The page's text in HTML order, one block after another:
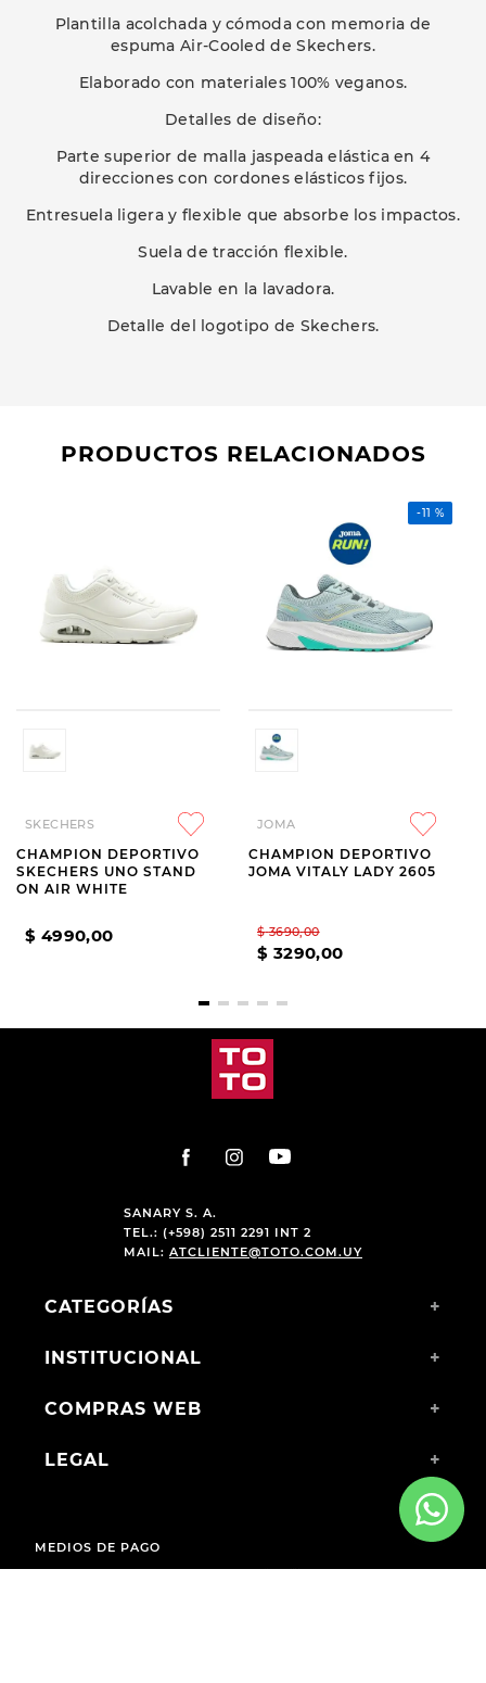
Plantilla acolchada y cómoda con memoria de
espuma Air-Cooled de Skechers.
Elaborado con materiales 100% veganos.
Detalles de diseño:
Parte superior de malla jaspeada elástica en 4
direcciones con cordones elásticos fijos.
Entresuela ligera y flexible que absorbe los impactos.
Suela de tracción flexible.
Lavable en la lavadora.
Detalle del logotipo de Skechers.
PRODUCTOS RELACIONADOS
SKECHERS
CHAMPION DEPORTIVO
SKECHERS UNO STAND
ON AIR WHITE
$ 4990,00
-11 %
JOMA
CHAMPION DEPORTIVO
JOMA VITALY LADY 2605
$ 3690,00
$ 3290,00
SANARY S. A.
TEL.: (+598) 2511 2291 INT 2
MAIL: ATCLIENTE@TOTO.COM.UY
CATEGORÍAS +
INSTITUCIONAL +
COMPRAS WEB +
LEGAL +
MEDIOS DE PAGO